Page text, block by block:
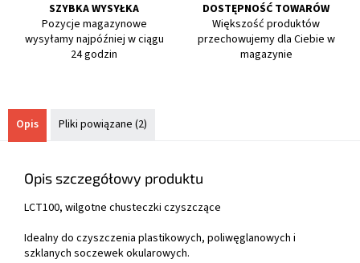
SZYBKA WYSYŁKA
Pozycje magazynowe
wysyłamy najpóźniej w ciągu
24 godzin
DOSTĘPNOŚĆ TOWARÓW
Większość produktów
przechowujemy dla Ciebie w
magazynie
Opis Pliki powiązane (2)
Opis szczegółowy produktu
LCT100, wilgotne chusteczki czyszczące
Idealny do czyszczenia plastikowych, poliwęglanowych i
szklanych soczewek okularowych.